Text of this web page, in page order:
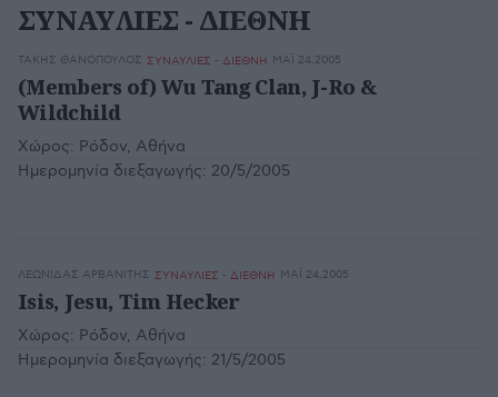
ΣΥΝΑΥΛΙΕΣ - ΔΙΕΘΝΗ
ΤΆΚΗΣ ΘΑΝΌΠΟΥΛΟΣ ΣΥΝΑΥΛΙΕΣ - ΔΙΕΘΝΗ ΜΆΙ 24,2005
(Members of) Wu Tang Clan, J-Ro &
Wildchild
Χώρος: Ρόδον, Αθήνα
Ημερομηνία διεξαγωγής: 20/5/2005
ΛΕΩΝΊΔΑΣ ΑΡΒΑΝΊΤΗΣ ΣΥΝΑΥΛΙΕΣ - ΔΙΕΘΝΗ ΜΆΙ 24,2005
Isis, Jesu, Tim Hecker
Χώρος: Ρόδον, Αθήνα
Ημερομηνία διεξαγωγής: 21/5/2005